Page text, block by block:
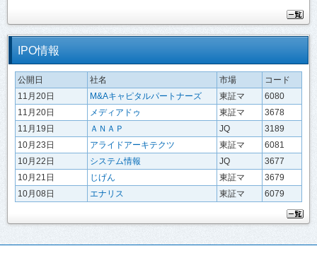
IPO情報
公開日 社名 市場
コード
11月20日
M&Aキャピタルパートナーズ 東証マ
6080
11月20日
メディアドゥ 東証マ
3678
11月19日
ＡＮＡＰ JQ
3189
10月23日
アライドアーキテクツ 東証マ
6081
10月22日
システム情報 JQ
3677
10月21日
じげん 東証マ
3679
10月08日
エナリス 東証マ 6079